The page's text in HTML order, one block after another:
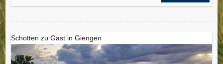
Schotten zu Gast in Giengen